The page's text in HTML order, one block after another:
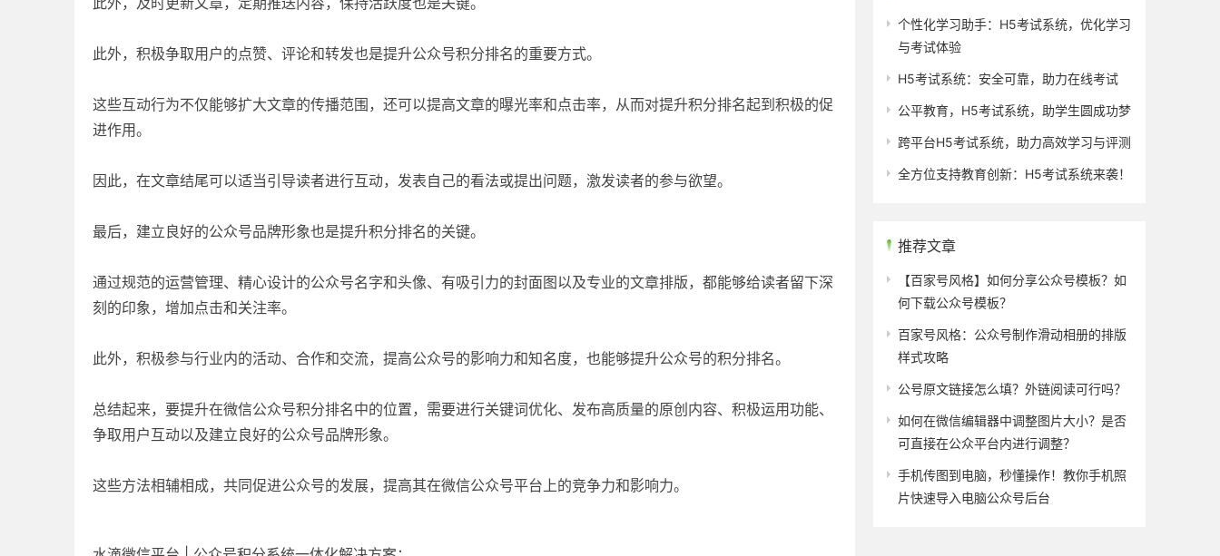
此外，积极争取用户的点赞、评论和转发也是提升公众号积分排名的重要方式。
这些互动行为不仅能够扩大文章的传播范围，还可以提高文章的曝光率和点击率，从而对提升积分排名起到积极的促
进作用。
因此，在文章结尾可以适当引导读者进行互动，发表自己的看法或提出问题，激发读者的参与欲望。
最后，建立良好的公众号品牌形象也是提升积分排名的关键。
通过规范的运营管理、精心设计的公众号名字和头像、有吸引力的封面图以及专业的文章排版，都能够给读者留下深
刻的印象，增加点击和关注率。
此外，积极参与行业内的活动、合作和交流，提高公众号的影响力和知名度，也能够提升公众号的积分排名。
总结起来，要提升在微信公众号积分排名中的位置，需要进行关键词优化、发布高质量的原创内容、积极运用功能、
争取用户互动以及建立良好的公众号品牌形象。
这些方法相辅相成，共同促进公众号的发展，提高其在微信公众号平台上的竞争力和影响力。
个性化学习助手：H5考试系统，优化学习
与考试体验
H5考试系统：安全可靠，助力在线考试
公平教育，H5考试系统，助学生圆成功梦
跨平台H5考试系统，助力高效学习与评测
全方位支持教育创新：H5考试系统来袭！
推荐文章
【百家号风格】如何分享公众号模板？如
何下载公众号模板？
百家号风格：公众号制作滑动相册的排版
样式攻略
公号原文链接怎么填？外链阅读可行吗？
如何在微信编辑器中调整图片大小？是否
可直接在公众平台内进行调整？
手机传图到电脑，秒懂操作！教你手机照
片快速导入电脑公众号后台